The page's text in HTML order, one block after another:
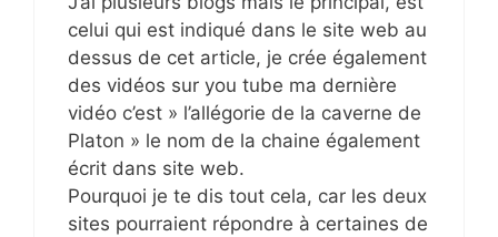
celui qui est indiqué dans le site web au
dessus de cet article, je crée également
des vidéos sur you tube ma dernière
vidéo c’est » l’allégorie de la caverne de
Platon » le nom de la chaine également
écrit dans site web.
Pourquoi je te dis tout cela, car les deux
sites pourraient répondre à certaines de